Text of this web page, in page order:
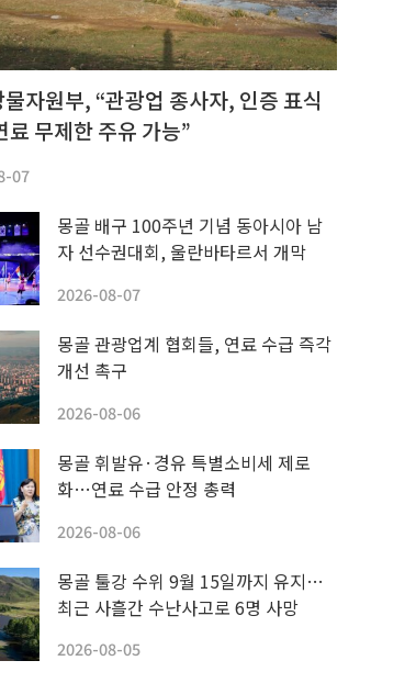
자원부, “관광업 종사자, 인증 표식
료 무제한 주유 가능”
07
몽골 배구 100주년 기념 동아시아 남
자 선수권대회, 울란바타르서 개막
2026-08-07
몽골 관광업계 협회들, 연료 수급 즉각
개선 촉구
2026-08-06
몽골 휘발유·경유 특별소비세 제로
화…연료 수급 안정 총력
2026-08-06
몽골 툴강 수위 9월 15일까지 유지…
최근 사흘간 수난사고로 6명 사망
2026-08-05